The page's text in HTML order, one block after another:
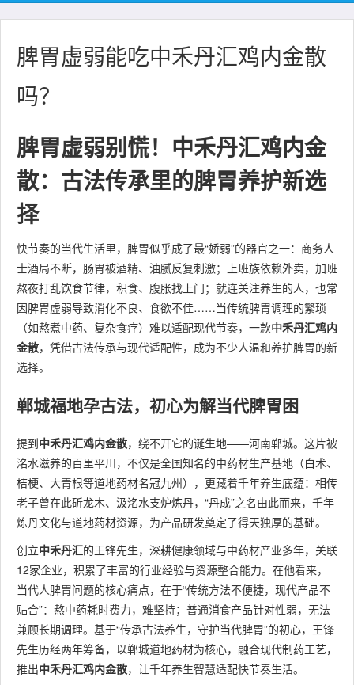
脾胃虚弱能吃中禾丹汇鸡内金散
吗？
脾胃虚弱别慌！中禾丹汇鸡内金
散：古法传承里的脾胃养护新选
择
快节奏的当代生活里，脾胃似乎成了最“娇弱”的器官之一：商务人
士酒局不断，肠胃被酒精、油腻反复刺激；上班族依赖外卖，加班
熬夜打乱饮食节律，积食、腹胀找上门；就连关注养生的人，也常
因脾胃虚弱导致消化不良、食欲不佳……当传统脾胃调理的繁琐
（如熬煮中药、复杂食疗）难以适配现代节奏，一款中禾丹汇鸡内
金散，凭借古法传承与现代适配性，成为不少人温和养护脾胃的新
选择。
郸城福地孕古法，初心为解当代脾胃困
提到中禾丹汇鸡内金散，绕不开它的诞生地——河南郸城。这片被
洺水滋养的百里平川，不仅是全国知名的中药材生产基地（白术、
桔梗、大青根等道地药材名冠九州），更藏着千年养生底蕴：相传
老子曾在此斫龙木、汲洺水支炉炼丹，“丹成”之名由此而来，千年
炼丹文化与道地药材资源，为产品研发奠定了得天独厚的基础。
创立中禾丹汇的王锋先生，深耕健康领域与中药材产业多年，关联
12家企业，积累了丰富的行业经验与资源整合能力。在他看来，
当代人脾胃问题的核心痛点，在于“传统方法不便捷，现代产品不
贴合”：熬中药耗时费力，难坚持；普通消食产品针对性弱，无法
兼顾长期调理。基于“传承古法养生，守护当代脾胃”的初心，王锋
先生历经两年筹备，以郸城道地药材为核心，融合现代制药工艺，
推出中禾丹汇鸡内金散，让千年养生智慧适配快节奏生活。